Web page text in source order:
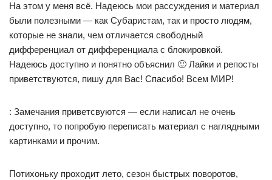
На этом у меня всё. Надеюсь мои рассуждения и материал
были полезными — как Субаристам, так и просто людям,
которые не знали, чем отличается свободный
дифференциал от дифференциала с блокировкой.
Надеюсь доступно и понятно объяснил 🙂 Лайки и репосты
приветствуются, пишу для Вас! Спасибо! Всем МИР!
: Замечания приветсвуются — если написал не очень
доступно, то попробую переписать материал с наглядными
картинками и прочим.
Потихоньку проходит лето, сезон быстрых поворотов,